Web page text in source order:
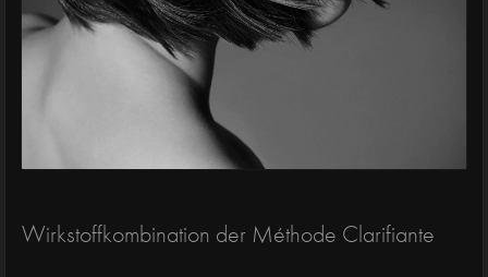
Wirkstoffkombination der Méthode Clarifiante